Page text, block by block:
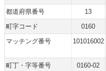
都道府県番号
13
町字コード
0160
マッチング番号
101016002
町丁・字等番号 0160-02